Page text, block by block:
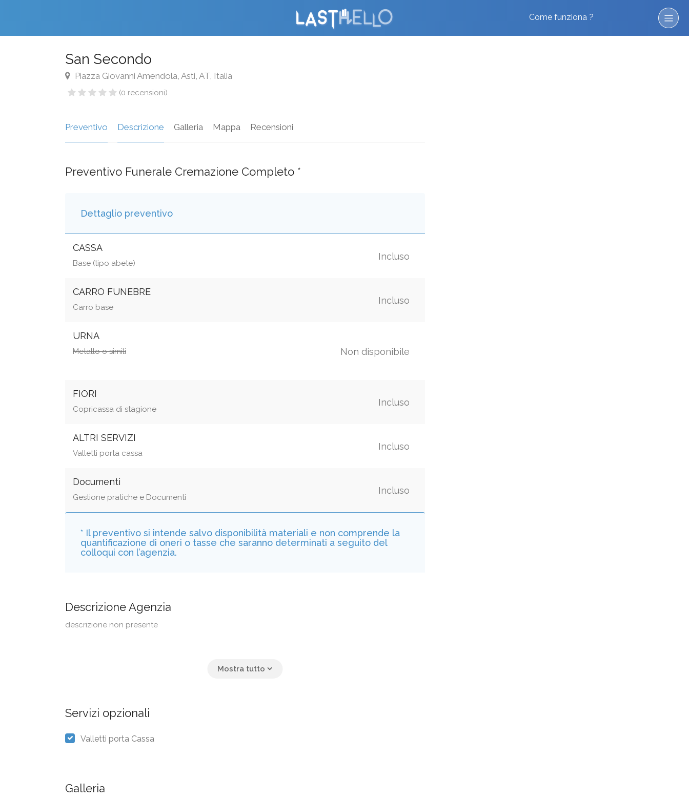
Come funziona ?
San Secondo
Piazza Giovanni Amendola, Asti, AT, Italia
(0 recensioni)
Preventivo Descrizione Galleria Mappa Recensioni
Preventivo Funerale Cremazione Completo *
Dettaglio preventivo
CASSA
Base (tipo abete)
Incluso
CARRO FUNEBRE
Carro base
Incluso
URNA
Metallo o simili Non disponibile
FIORI
Copricassa di stagione
Incluso
ALTRI SERVIZI
Valletti porta cassa
Incluso
Documenti
Gestione pratiche e Documenti
Incluso
* Il preventivo si intende salvo disponibilità materiali e non comprende la
quantificazione di oneri o tasse che saranno determinati a seguito del
colloqui con l’agenzia.
Descrizione Agenzia
descrizione non presente
Servizi opzionali
Valletti porta Cassa
Galleria